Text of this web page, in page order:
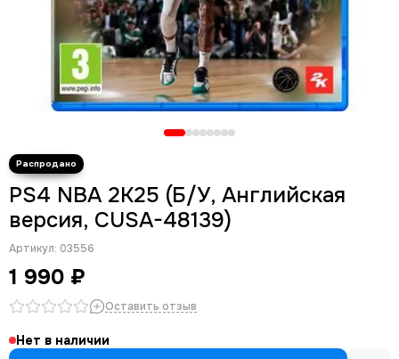
PS4 NBA 2K25 (Б/У, Английская
версия, CUSA-48139)
Артикул: 03556
1 990 ₽
Оставить отзыв
Нет в наличии